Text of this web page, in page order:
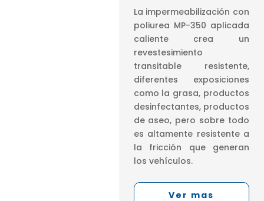
La impermeabilización con
poliurea MP-350 aplicada
caliente crea un
revestesimiento
transitable resistente,
diferentes exposiciones
como la grasa, productos
desinfectantes, productos
de aseo, pero sobre todo
es altamente resistente a
la fricción que generan
los vehículos.
Ver mas